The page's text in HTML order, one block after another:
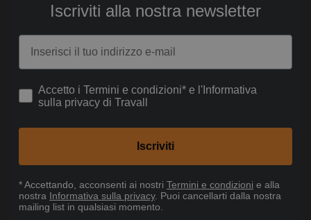
Iscriviti alla nostra newsletter
Email
How would you like to hear from us?
Accetto i Termini e condizioni* e l'Informativa
sulla privacy di Travall
Iscriviti
* Accettando , acconsenti ai nostri Termini e condizioni e alla
nostra Informativa sulla privacy. Puoi cancellarti dalla nostra
mailing list in qualsiasi momento.